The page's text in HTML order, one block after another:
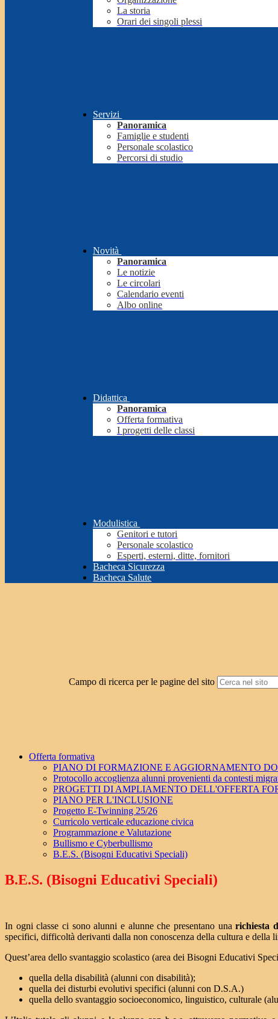
La storia
Orari dei singoli plessi
Servizi
Panoramica
Famiglie e studenti
Personale scolastico
Percorsi di studio
Novità
Panoramica
Le notizie
Le circolari
Calendario eventi
Albo online
Didattica
Panoramica
Offerta formativa
I progetti delle classi
Modulistica
Genitori e tutori
Personale scolastico
Esperti, esterni, ditte, fornitori
Bacheca Sicurezza
Bacheca Salute
Campo di ricerca per le pagine del sito
Offerta formativa
PIANO DI FORMAZIONE E AGGIORNAMENTO
Protocollo accoglienza alunni provenienti da contesti
PROGETTI DI AMPLIAMENTO DELL'OFFERTA
PIANO PER L'INCLUSIONE
Progetto E-Twinning 25/26
Curricolo verticale educazione civica
Programmazione e Valutazione
Bullismo e Cyberbullismo
B.E.S. (Bisogni Educativi Speciali)
B.E.S. (Bisogni Educativi Speciali)
In ogni classe ci sono alunni e alunne che presentano unarichiesta
specifici, difficoltà derivanti dalla non conoscenza della cultura e della
Quest’area dello svantaggio scolastico (area dei Bisogni Educativi
quella della disabilità (alunni con disabilità);
quella dei disturbi evolutivi specifici (alunni con D.S.A.)
quella dello svantaggio socioeconomico, linguistico, culturale